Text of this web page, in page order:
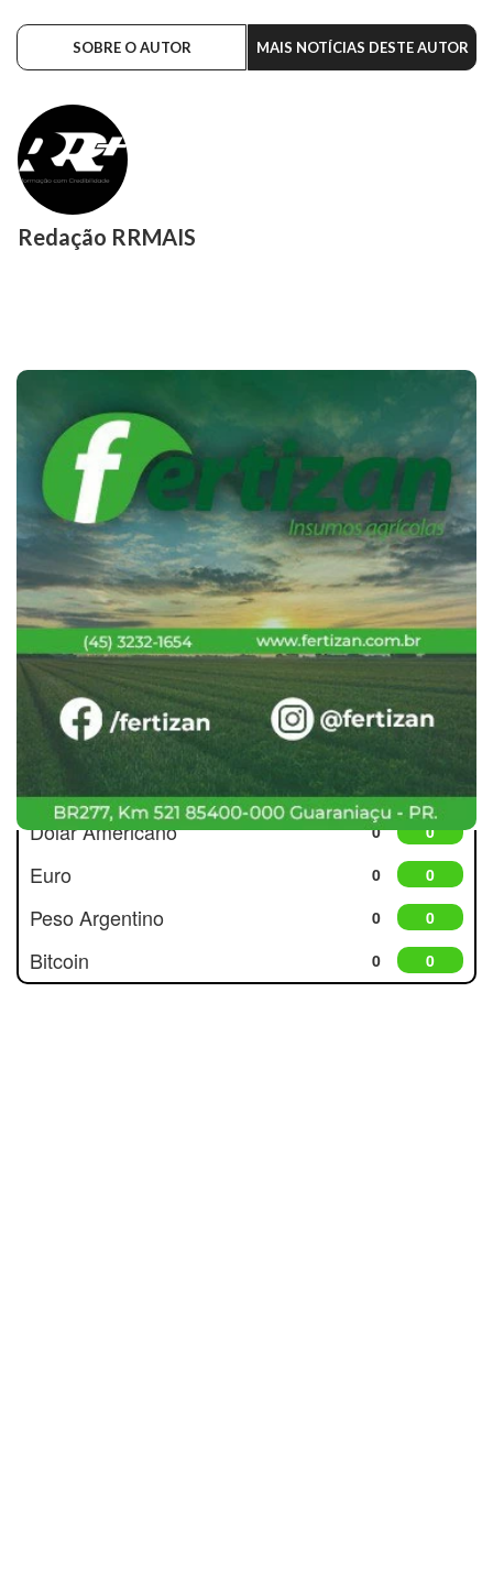
SOBRE O AUTOR MAIS NOTÍCIAS DESTE AUTOR
Redação RRMAIS
Cotações
Dólar Americano 0 0
Euro 0 0
Peso Argentino 0 0
Bitcoin 0 0